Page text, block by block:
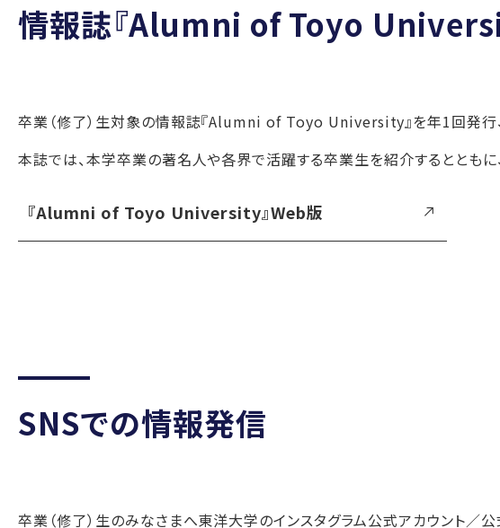
情報誌『Alumni of Toyo
卒業（修了）生対象の情報誌『Alumni of Toyo University』を年1回発行
本誌では、本学卒業の著名人や各界で活躍する卒業生を紹介するととも
『Alumni of Toyo University』Web版
SNSでの情報発信
卒業（修了）生のみなさまへ東洋大学のインスタグラム公式アカウント／